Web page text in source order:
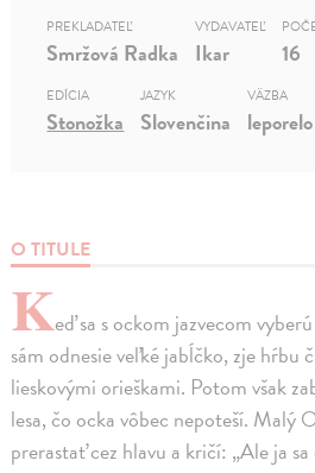
O TITULE
Keď sa s ockom jazvecom
sám odnesie veľké jabĺčko, zje hŕbu
lieskovými orieškami. Potom však
lesa, čo ocka vôbec nepoteší. Malý
prerastať cez hlavu a kričí: „Ale ja
PREKLADATEĽ
Smržová Radka
VYDAVATEĽ
Ikar 16
EDÍCIA
Stonožka
JAZYK
Slovenčina
VÄZBA
leporelo